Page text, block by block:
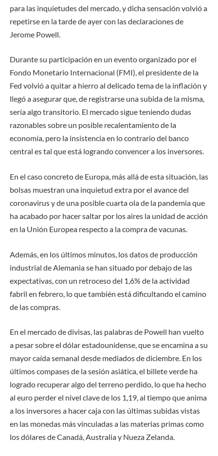
para las inquietudes del mercado, y dicha sensación volvió a
repetirse en la tarde de ayer con las declaraciones de
Jerome Powell.
Durante su participación en un evento organizado por el
Fondo Monetario Internacional (FMI), el presidente de la
Fed volvió a quitar a hierro al delicado tema de la inflación y
llegó a asegurar que, de registrarse una subida de la misma,
sería algo transitorio. El mercado sigue teniendo dudas
razonables sobre un posible recalentamiento de la
economía, pero la insistencia en lo contrario del banco
central es tal que está logrando convencer a los inversores.
En el caso concreto de Europa, más allá de esta situación, las
bolsas muestran una inquietud extra por el avance del
coronavirus y de una posible cuarta ola de la pandemia que
ha acabado por hacer saltar por los aires la unidad de acción
en la Unión Europea respecto a la compra de vacunas.
Además, en los últimos minutos, los datos de producción
industrial de Alemania se han situado por debajo de las
expectativas, con un retroceso del 1,6% de la actividad
fabril en febrero, lo que también está dificultando el camino
de las compras.
En el mercado de divisas, las palabras de Powell han vuelto
a pesar sobre el dólar estadounidense, que se encamina a su
mayor caída semanal desde mediados de diciembre. En los
últimos compases de la sesión asiática, el billete verde ha
logrado recuperar algo del terreno perdido, lo que ha hecho
al euro perder el nivel clave de los 1,19, al tiempo que anima
a los inversores a hacer caja con las últimas subidas vistas
en las monedas más vinculadas a las materias primas como
los dólares de Canadá, Australia y Nueza Zelanda.